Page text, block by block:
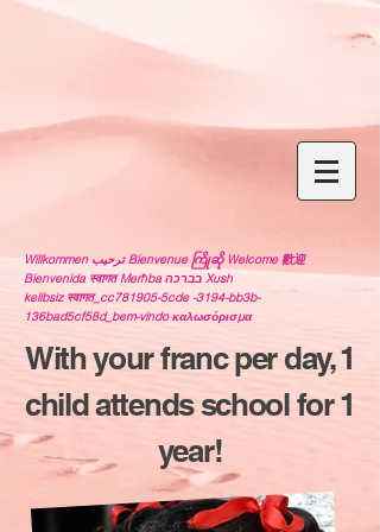
Willkommen ترحيب Bienvenue ကြိုဆို Welcome 歡迎
Bienvenida स्वागत Merħba בברכה Xush
kelibsiz स्वागत_cc781905-5cde -3194-bb3b-
136bad5cf58d_bem-vindo καλωσόρισμα
With your franc per day, 1
child attends school for 1
year!